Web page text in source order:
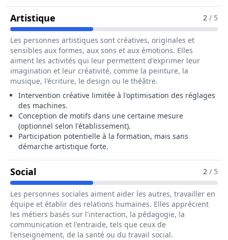
Artistique Pour Le Métier De Fileur / Fileuse
2 / 5
Les personnes artistiques sont créatives, originales et
sensibles aux formes, aux sons et aux émotions. Elles
aiment les activités qui leur permettent d'exprimer leur
imagination et leur créativité, comme la peinture, la
musique, l'écriture, le design ou le théâtre.
Intervention créative limitée à l'optimisation des réglages
des machines.
Conception de motifs dans une certaine mesure
(optionnel selon l'établissement).
Participation potentielle à la formation, mais sans
démarche artistique forte.
SocialPour Le Métier De Fileur / Fileuse En2 / 5
Les personnes sociales aiment aider les autres, travailler en
équipe et établir des relations humaines. Elles apprécient
les métiers basés sur l'interaction, la pédagogie, la
communication et l'entraide, tels que ceux de
l'enseignement, de la santé ou du travail social.